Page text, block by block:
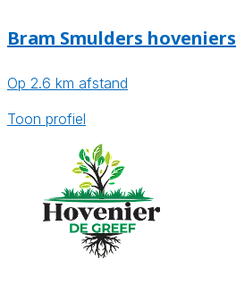
Bram Smulders hoveniers
Op 2.6 km afstand
Toon profiel